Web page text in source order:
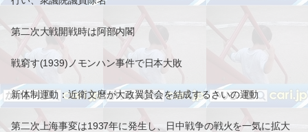
第二次大戦開戦時は阿部内閣
戦窮す(1939)ノモンハン事件で日本大敗
新体制運動：近衛文麿が大政翼賛会を結成するさいの運動
第二次上海事変は1937年に発生し、日中戦争の戦火を一気に拡大